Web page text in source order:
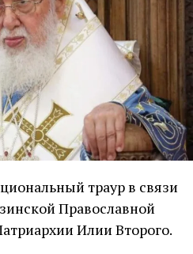
траур в связи
Православной
Илии Второго.